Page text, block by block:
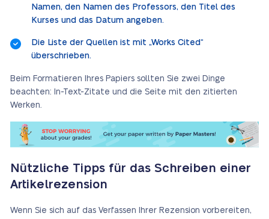
Namen, den Namen des Professors, den Titel des
Kurses und das Datum angeben.
Die Liste der Quellen ist mit „Works Cited“
überschrieben.
Beim Formatieren Ihres Papiers sollten Sie zwei Dinge
beachten: In-Text-Zitate und die Seite mit den zitierten
Werken.
Nützliche Tipps für das Schreiben einer
Artikelrezension
Wenn Sie sich auf das Verfassen Ihrer Rezension vorbereiten,